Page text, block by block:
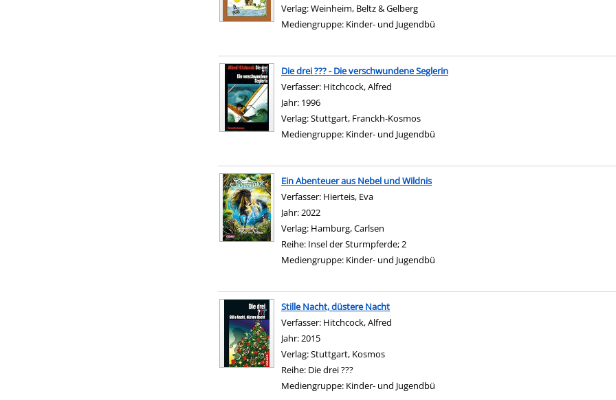
Verlag:Weinheim, Beltz & Gelberg
Mediengruppe: Kinder- und Jugendbü
Die drei ??? - Die verschwundene Seglerin
Verfasser: Hitchcock, Alfred
Jahr: 1996
Verlag:Stuttgart, Franckh-Kosmos
Mediengruppe: Kinder- und Jugendbü
Ein Abenteuer aus Nebel und Wildnis
Verfasser: Hierteis, Eva
Jahr:2022
Verlag: Hamburg, Carlsen
Reihe: Insel der Sturmpferde; 2
Mediengruppe: Kinder- und Jugendbü
Stille Nacht, düstere Nacht
Verfasser: Hitchcock, Alfred
Jahr:2015
Verlag:Stuttgart, Kosmos
Reihe: Die drei ???
Mediengruppe: Kinder- und Jugendbü